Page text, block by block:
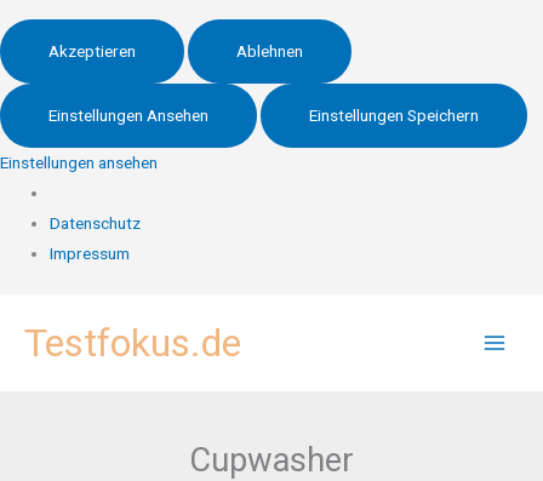
Akzeptieren Ablehnen
Einstellungen Ansehen Einstellungen Speichern
Einstellungen ansehen
Datenschutz
Impressum
InhaltTestfokus.de
Cupwasher